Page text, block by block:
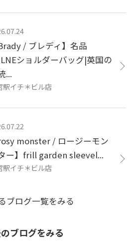
Brady / ブレディ】名品
ショルダーバッグ|英国の
...
駅イチ＊ビル店
rosy monster / ロージーモン
ー】frill garden sleevel...
駅イチ＊ビル店
ブログ一覧をみる
ブログをみる